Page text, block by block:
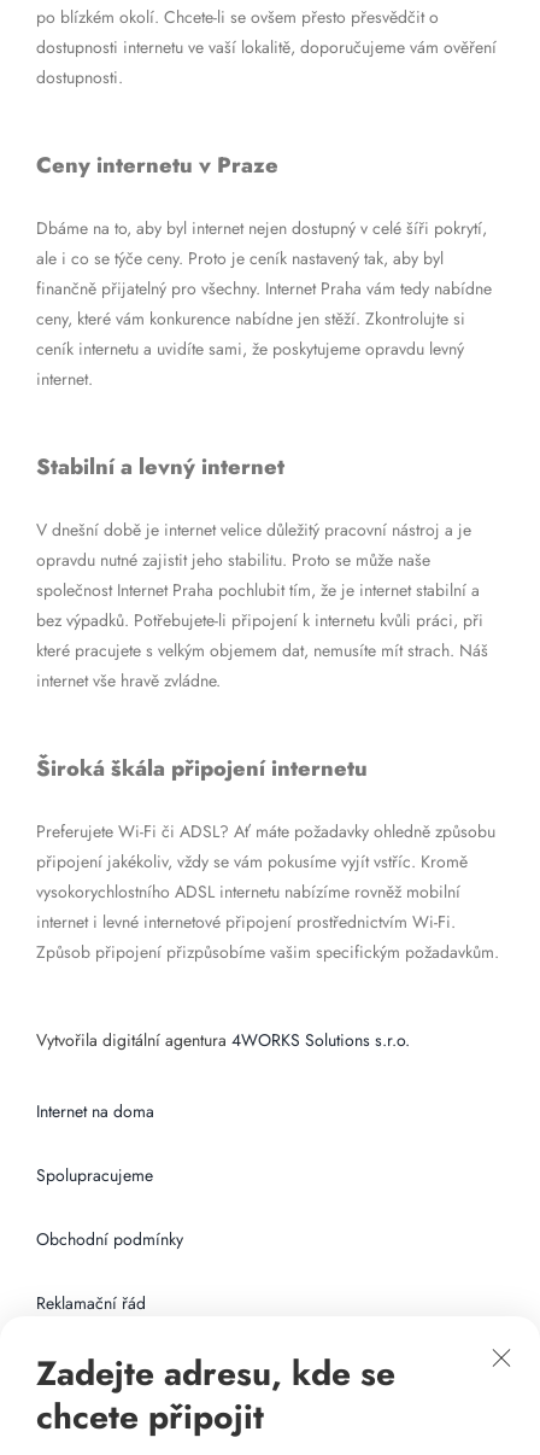
po blízkém okolí. Chcete-li se ovšem přesto přesvědčit o
dostupnosti internetu ve vaší lokalitě, doporučujeme vám ověření
dostupnosti.
Ceny internetu v Praze
Dbáme na to, aby byl internet nejen dostupný v celé šíři pokrytí,
ale i co se týče ceny. Proto je ceník nastavený tak, aby byl
finančně přijatelný pro všechny. Internet Praha vám tedy nabídne
ceny, které vám konkurence nabídne jen stěží. Zkontrolujte si
ceník internetu a uvidíte sami, že poskytujeme opravdu levný
internet.
Stabilní a levný internet
V dnešní době je internet velice důležitý pracovní nástroj a je
opravdu nutné zajistit jeho stabilitu. Proto se může naše
společnost Internet Praha pochlubit tím, že je internet stabilní a
bez výpadků. Potřebujete-li připojení k internetu kvůli práci, při
které pracujete s velkým objemem dat, nemusíte mít strach. Náš
internet vše hravě zvládne.
Široká škála připojení internetu
Preferujete Wi-Fi či ADSL? Ať máte požadavky ohledně způsobu
připojení jakékoliv, vždy se vám pokusíme vyjít vstříc. Kromě
vysokorychlostního ADSL internetu nabízíme rovněž mobilní
internet i levné internetové připojení prostřednictvím Wi-Fi.
Způsob připojení přizpůsobíme vašim specifickým požadavkům.
Vytvořila digitální agentura 4WORKS Solutions s.r.o.
Internet na doma
Spolupracujeme
Obchodní podmínky
Reklamační řád
Připojení k internetu
Odkazy
Zadejte adresu, kde se
chcete připojit